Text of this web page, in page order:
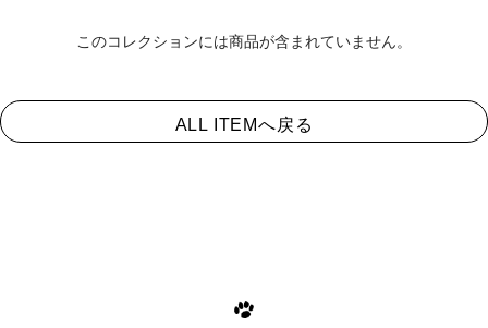
このコレクションには商品が含まれていません。
ALL ITEMへ戻る